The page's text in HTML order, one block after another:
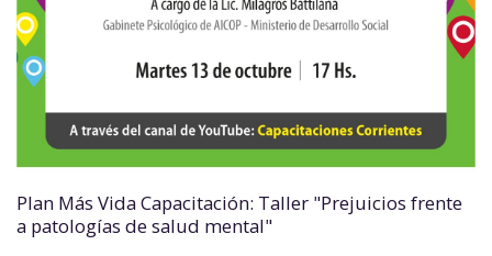
Plan Más Vida Capacitación: Taller "Prejuicios frente
a patologías de salud mental"